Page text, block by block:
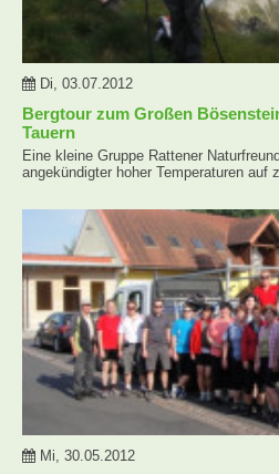
Di, 03.07.2012
Bergtour zum Großen
Tauern
Eine kleine Gruppe Rattener
angekündigter hoher Temperaturen auf
Mi, 30.05.2012